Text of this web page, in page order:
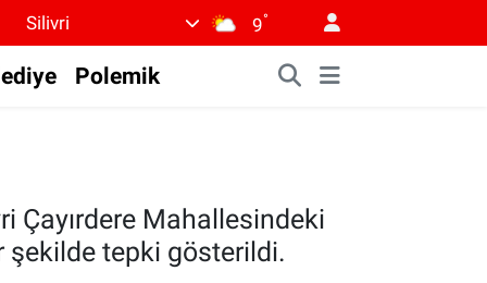
Silivri 9°
Polemik
Çayırdere Mahallesindeki
şekilde tepki gösterildi.